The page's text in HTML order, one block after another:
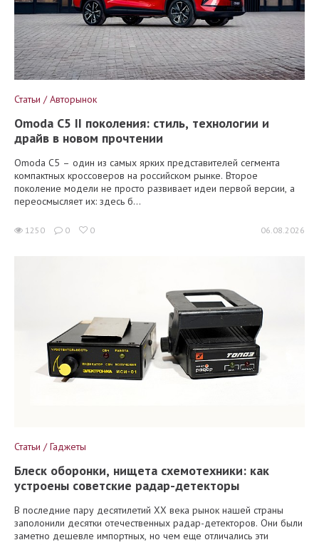
Статьи / Авторынок
Omoda C5 II поколения: стиль, технологии и
драйв в новом прочтении
Omoda C5 – один из самых ярких представителей сегмента
компактных кроссоверов на российском рынке. Второе
поколение модели не просто развивает идеи первой версии, а
переосмысляет их: здесь б...
1250 0 0 06.08.2026
Статьи / Гаджеты
Блеск оборонки, нищета схемотехники: как
устроены советские радар-детекторы
В последние пару десятилетий XX века рынок нашей страны
заполонили десятки отечественных радар-детекторов. Они были
заметно дешевле импортных, но чем еще отличались эти